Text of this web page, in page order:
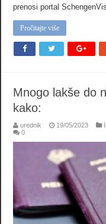
prenosi portal
Pročitajte više
Mnogo lakše do
kako:
urednik 19/05/2023
0